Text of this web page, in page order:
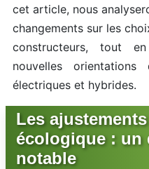
cet article, nous
changements sur les
constructeurs, tout
nouvelles
électriques et hybrides.
Les
écologique : un
notable